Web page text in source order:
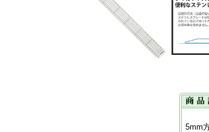
5mm